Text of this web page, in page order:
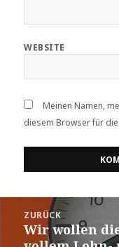
WEBSITE
Meinen Namen,
diesem Browser für
Navigation
ZURÜCK
Vorheriger
Wir wollen